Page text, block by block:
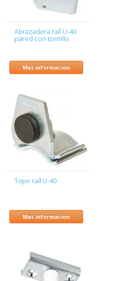
Abrazadera raíl U-40
pared con tornillo
Mas informacion
Tope raíl U-40
Mas informacion